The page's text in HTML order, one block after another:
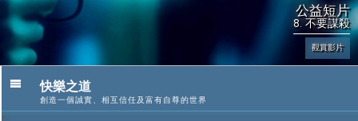
公益短片
8. 不要謀殺
觀賞影片
快樂之道
創造一個誠實、相互信任及富有自尊的世界